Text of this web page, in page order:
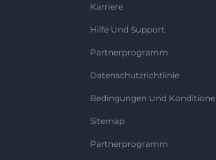
Karriere
Hilfe Und Support
Partnerprogramm
Datenschutzrichtlinie
Bedingungen Und
Sitemap
Partnerprogramm